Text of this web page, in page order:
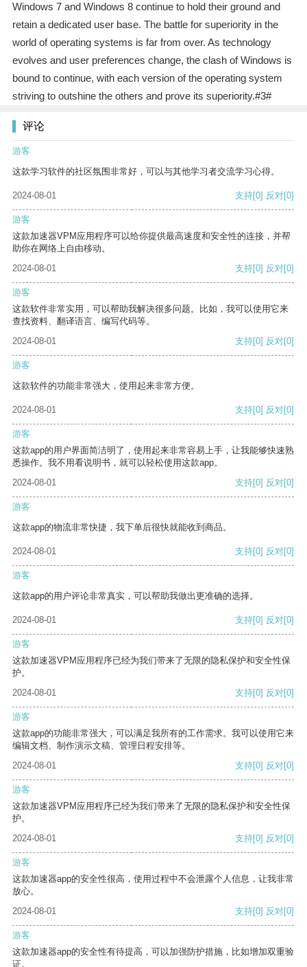
Windows 7 and Windows 8 continue to hold their ground and
retain a dedicated user base. The battle for superiority in the
world of operating systems is far from over. As technology
evolves and user preferences change, the clash of Windows is
bound to continue, with each version of the operating system
striving to outshine the others and prove its superiority.#3#
评论
游客
这款学习软件的社区氛围非常好，可以与其他学习者交流学习心得。
2024-08-01 支持[0] 反对[0]
游客
这款加速器VPM应用程序可以给你提供最高速度和安全性的连接，并帮
助你在网络上自由移动。
2024-08-01
支持[0] 反对[0]
游客
这款软件非常实用，可以帮助我解决很多问题。比如，我可以使用它来
查找资料、翻译语言、编写代码等。
2024-08-01
支持[0] 反对[0]
游客
这款软件的功能非常强大，使用起来非常方便。
2024-08-01 支持[0] 反对[0]
游客
这款app的用户界面简洁明了，使用起来非常容易上手，让我能够快速熟
悉操作。我不用看说明书，就可以轻松使用这款app。
2024-08-01
支持[0] 反对[0]
游客
这款app的物流非常快捷，我下单后很快就能收到商品。
2024-08-01 支持[0] 反对[0]
游客
这款app的用户评论非常真实，可以帮助我做出更准确的选择。
2024-08-01 支持[0] 反对[0]
游客
这款加速器VPM应用程序已经为我们带来了无限的隐私保护和安全性保
护。
2024-08-01
支持[0] 反对[0]
游客
这款app的功能非常强大，可以满足我所有的工作需求。我可以使用它来
编辑文档、制作演示文稿、管理日程安排等。
2024-08-01
支持[0] 反对[0]
游客
这款加速器VPM应用程序已经为我们带来了无限的隐私保护和安全性保
护。
2024-08-01
支持[0] 反对[0]
游客
这款加速器app的安全性很高，使用过程中不会泄露个人信息，让我非常
放心。
2024-08-01
支持[0] 反对[0]
游客
这款加速器app的安全性有待提高，可以加强防护措施，比如增加双重验
证。